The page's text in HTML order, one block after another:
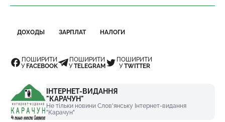
ДОХОДЫ ЗАРПЛАТ НАЛОГИ
ПОШИРИТИ
УFACEBOOK
ПОШИРИТИ
УTELEGRAM
ПОШИРИТИ
УTWITTER
ІНТЕРНЕТ-ВИДАННЯ
"КАРАЧУН"
Не тільки новини Слов'янську Інтернет-видання
"Карачун"